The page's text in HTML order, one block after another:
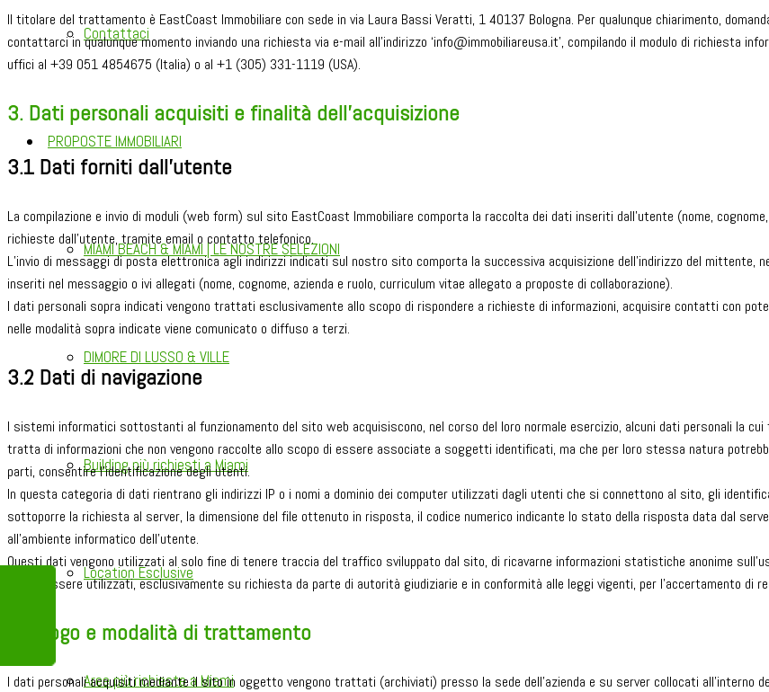
Contattaci
PROPOSTE IMMOBILIARI
MIAMI BEACH & MIAMI | LE NOSTRE SELEZIONI
DIMORE DI LUSSO & VILLE
Building più richiesti a Miami
Location Esclusive
Aree più richieste a Miami
Il titolare del trattamento è EastCoast Immobiliare con sede in via Laura Bassi Veratti, 1 40137 Bologna. Per qualunque chiarimento,
contattarci in qualunque momento inviando una richiesta via e-mail all’indirizzo ‘info@immobiliareusa.it’, compilando il modulo di richiesta
uffici al +39 051 4854675 (Italia) o al +1 (305) 331-1119 (USA).
3. Dati personali acquisiti e finalità dell’acquisizione
3.1 Dati forniti dall’utente
La compilazione e invio di moduli (web form) sul sito EastCoast Immobiliare comporta la raccolta dei dati inseriti dall’utente (nome,
richieste dall’utente, tramite email o contatto telefonico.
L’invio di messaggi di posta elettronica agli indirizzi indicati sul nostro sito comporta la successiva acquisizione dell’indirizzo del mittente,
inseriti nel messaggio o ivi allegati (nome, cognome, azienda e ruolo, curriculum vitae allegato a proposte di collaborazione).
I dati personali sopra indicati vengono trattati esclusivamente allo scopo di rispondere a richieste di informazioni, acquisire contatti con
nelle modalità sopra indicate viene comunicato o diffuso a terzi.
3.2 Dati di navigazione
I sistemi informatici sottostanti al funzionamento del sito web acquisiscono, nel corso del loro normale esercizio, alcuni dati personali la
tratta di informazioni che non vengono raccolte allo scopo di essere associate a soggetti identificati, ma che per loro stessa natura
parti, consentire l’identificazione degli utenti.
In questa categoria di dati rientrano gli indirizzi IP o i nomi a dominio dei computer utilizzati dagli utenti che si connettono al sito, gli
sottoporre la richiesta al server, la dimensione del file ottenuto in risposta, il codice numerico indicante lo stato della risposta data dal
all’ambiente informatico dell’utente.
Questi dati vengono utilizzati al solo fine di tenere traccia del traffico sviluppato dal sito, di ricavarne informazioni statistiche anonime
inoltre essere utilizzati, esclusivamente su richiesta da parte di autorità giudiziarie e in conformità alle leggi vigenti, per l’accertamento di
4. Luogo e modalità di trattamento
I dati personali acquisiti mediante il sito in oggetto vengono trattati (archiviati) presso la sede dell’azienda e su server collocati all’interno